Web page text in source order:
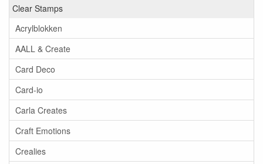
Clear Stamps
Acrylblokken
AALL & Create
Card Deco
Card-io
Carla Creates
Craft Emotions
Crealies